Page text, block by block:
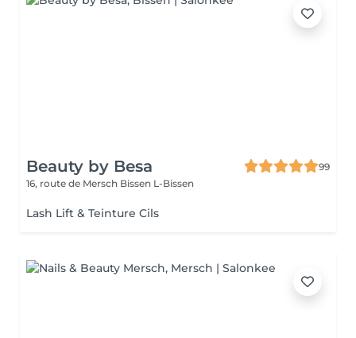
Beauty by Besa
99
16, route de Mersch Bissen L-Bissen
Lash Lift & Teinture Cils